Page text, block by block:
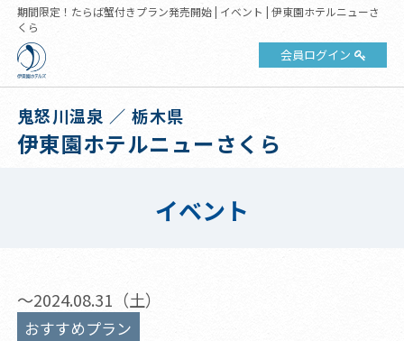
期間限定！たらば蟹付きプラン発売開始 | イベント | 伊東園ホテルニューさ
くら
会員ログイン
鬼怒川温泉 ／ 栃木県
伊東園ホテルニューさくら
イベント
～2024.08.31（土）
おすすめプラン